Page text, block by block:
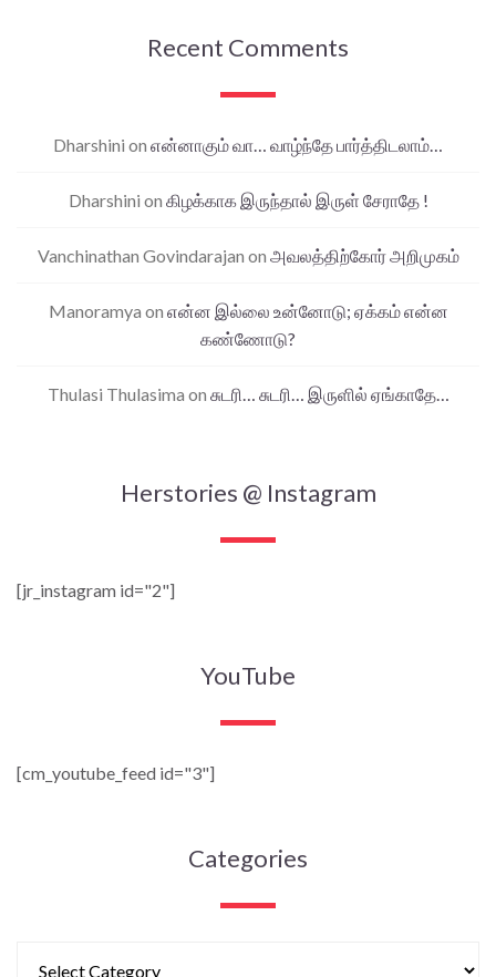
Recent Comments
Dharshini on என்னாகும் வா… வாழ்ந்தே பார்த்திடலாம்…
Dharshini on கிழக்காக இருந்தால் இருள் சேராதே !
Vanchinathan Govindarajan on அவலத்திற்கோர் அறிமுகம்
Manoramya on என்ன இல்லை உன்னோடு; ஏக்கம் என்ன
கண்ணோடு?
Thulasi Thulasima on சுடரி… சுடரி… இருளில் ஏங்காதே…
Herstories @ Instagram
[jr_instagram id="2"]
YouTube
[cm_youtube_feed id="3"]
Categories